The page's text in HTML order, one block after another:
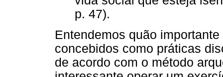
p. 47).
Entendemos quão
concebidos como práticas
de acordo com o método